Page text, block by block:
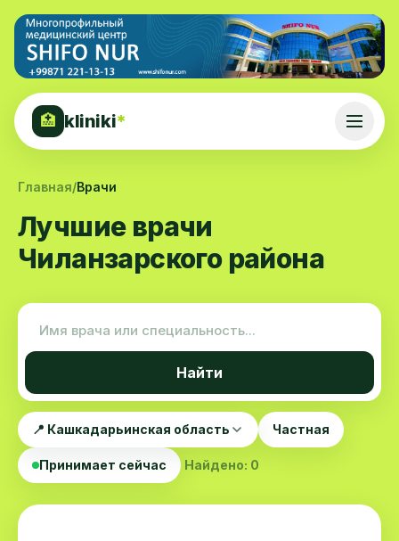
🏥 kliniki*
Главная/Врачи
Лучшие врачи
Чиланзарского района
Найти
📍 Кашкадарьинская область Частная
Принимает сейчас Найдено: 0